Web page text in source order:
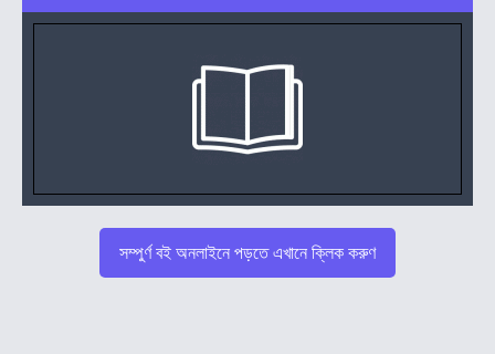
সম্পুর্ণ বই অনলাইনে পড়তে এখানে ক্লিক করুণ